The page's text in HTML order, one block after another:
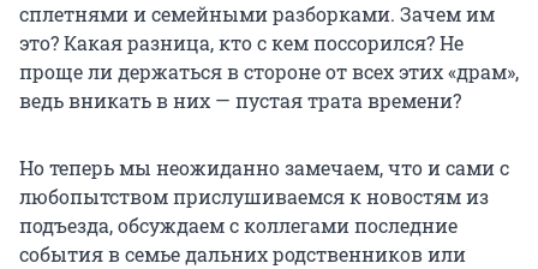
сплетнями и семейными разборками. Зачем им
это? Какая разница, кто с кем поссорился? Не
проще ли держаться в стороне от всех этих «драм»,
ведь вникать в них — пустая трата времени?
Но теперь мы неожиданно замечаем, что и сами с
любопытством прислушиваемся к новостям из
подъезда, обсуждаем с коллегами последние
события в семье дальних родственников или